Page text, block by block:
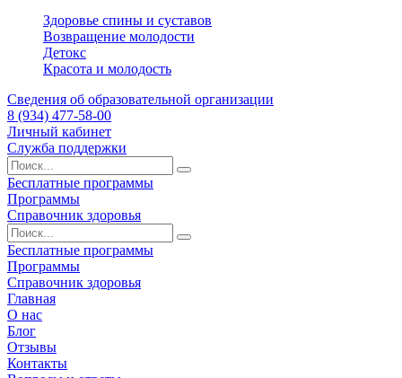
Здоровье спины и суставов
Возвращение молодости
Детокс
Красота и молодость
Сведения об образовательной организации
8 (934) 477-58-00
Личный кабинет
Служба поддержки
Бесплатные программы
Программы
Справочник здоровья
Бесплатные программы
Программы
Справочник здоровья
Главная
О нас
Блог
Отзывы
Контакты